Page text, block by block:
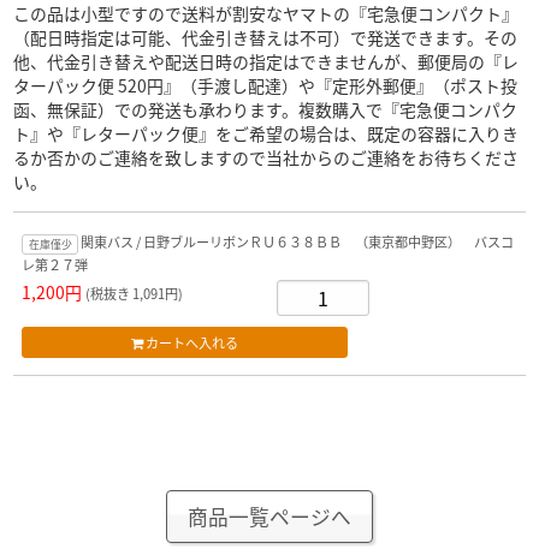
この品は小型ですので送料が割安なヤマトの『宅急便コンパクト』
（配日時指定は可能、代金引き替えは不可）で発送できます。その
他、代金引き替えや配送日時の指定はできませんが、郵便局の『レ
ターパック便 520円』（手渡し配達）や『定形外郵便』（ポスト投
函、無保証）での発送も承わります。複数購入で『宅急便コンパク
ト』や『レターパック便』をご希望の場合は、既定の容器に入りき
るか否かのご連絡を致しますので当社からのご連絡をお待ちくださ
い。
在庫僅少
関東バス / 日野ブルーリボンＲＵ６３８ＢＢ （東京都中野区） バスコ
レ第２７弾
1,200円 (税抜き 1,091円)
商品一覧ページへ